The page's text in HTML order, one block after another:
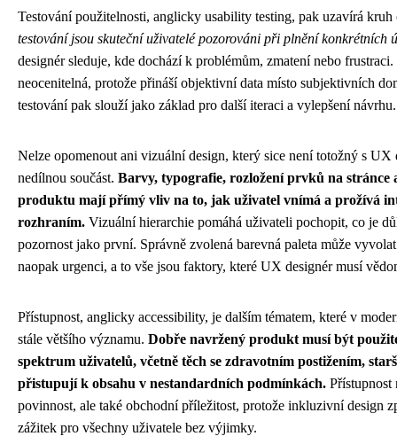
Testování použitelnosti, anglicky usability testing, pak uzavírá
testování jsou skuteční uživatelé pozorováni při plnění konkrétních
designér sleduje, kde dochází k problémům, zmatení nebo frustraci.
neocenitelná, protože přináší objektivní data místo subjektivních
testování pak slouží jako základ pro další iteraci a vylepšení návrhu.
Nelze opomenout ani vizuální design, který sice není totožný s UX
nedílnou součást. Barvy, typografie, rozložení prvků na stránce
produktu mají přímý vliv na to, jak uživatel vnímá a prožívá
rozhraním. Vizuální hierarchie pomáhá uživateli pochopit, co je
pozornost jako první. Správně zvolená barevná paleta může
naopak urgenci, a to vše jsou faktory, které UX designér musí
Přístupnost, anglicky accessibility, je dalším tématem, které v
stále většího významu. Dobře navržený produkt musí být
spektrum uživatelů, včetně těch se zdravotním postižením,
přistupují k obsahu v nestandardních podmínkách. Přístupnost
povinnost, ale také obchodní příležitost, protože inkluzivní design
zážitek pro všechny uživatele bez výjimky.